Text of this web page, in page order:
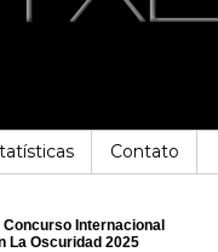
Contato
Concurso Internacional
La Oscuridad 2025